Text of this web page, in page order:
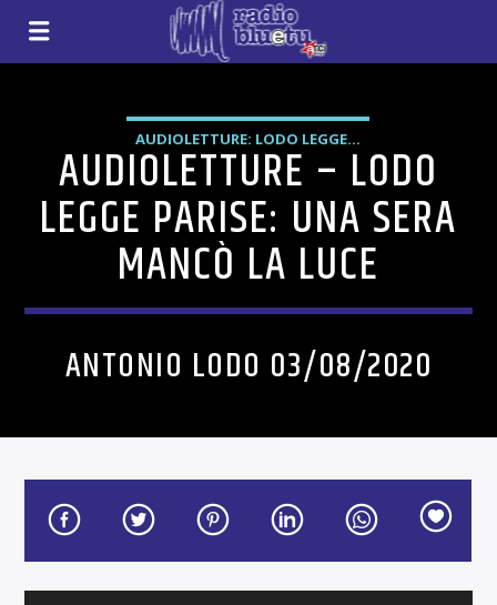
AUDIOLETTURE: LODO LEGGE...
AUDIOLETTURE – LODO
LEGGE PARISE: UNA SERA
MANCÒ LA LUCE
ANTONIO LODO 03/08/2020